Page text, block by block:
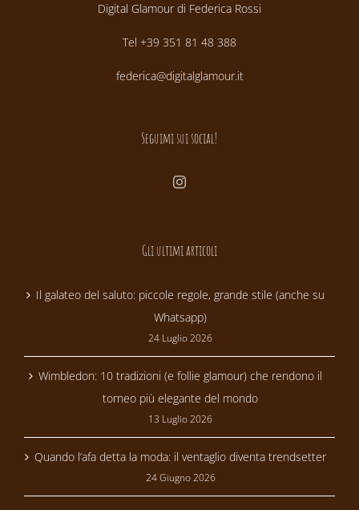
Digital Glamour di Federica Rossi
Tel +39 351 81 48 388
federica@digitalglamour.it
Seguimi sui social!
Gli ultimi articoli
Il galateo del saluto: piccole regole, grande stile (anche su
Whatsapp)
24 Luglio 2026
Wimbledon: 10 tradizioni (e follie glamour) che rendono il
torneo più elegante del mondo
13 Luglio 2026
Quando l’afa detta la moda: il ventaglio diventa trendsetter
24 Giugno 2026